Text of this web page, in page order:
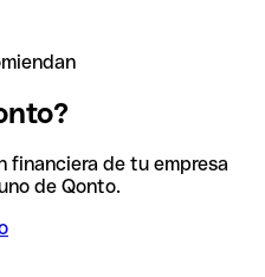
financiera de tu empresa
de Qonto.